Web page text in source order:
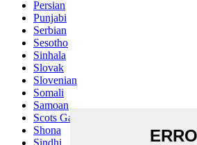
Persian
Punjabi
Serbian
Sesotho
Sinhala
Slovak
Slovenian
Somali
Samoan
Scots Gaelic
Shona